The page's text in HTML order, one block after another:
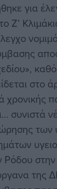
για
Ζ’
στο
των
της